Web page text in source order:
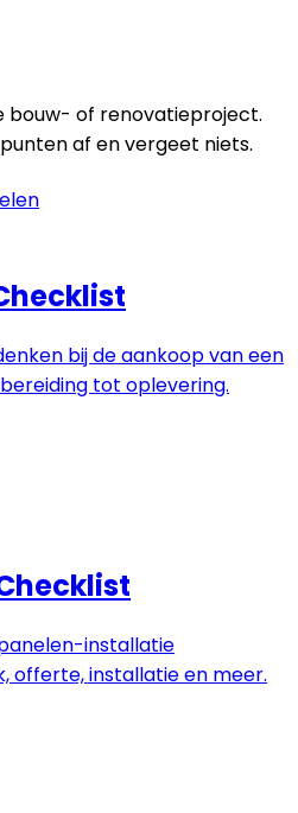
bouw- of renovatieproject.
af en vergeet niets.
bij de aankoop van een
tot oplevering.
installatie
offerte, installatie en meer.